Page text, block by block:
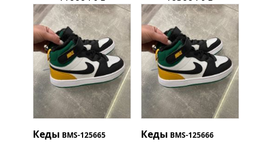
Кеды BMS-125665 Кеды BMS-125666